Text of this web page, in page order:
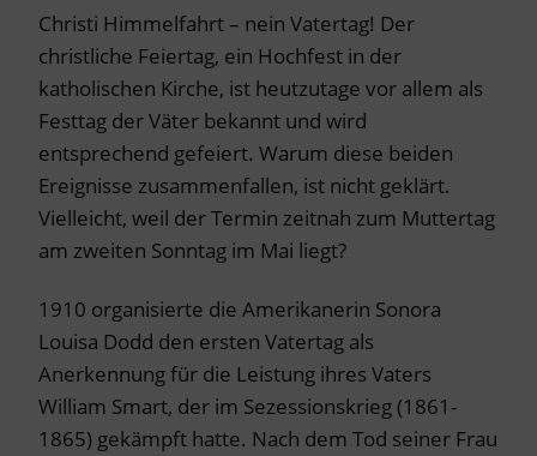
Christi Himmelfahrt – nein Vatertag! Der
christliche Feiertag, ein Hochfest in der
katholischen Kirche, ist heutzutage vor allem als
Festtag der Väter bekannt und wird
entsprechend gefeiert. Warum diese beiden
Ereignisse zusammenfallen, ist nicht geklärt.
Vielleicht, weil der Termin zeitnah zum Muttertag
am zweiten Sonntag im Mai liegt?
1910 organisierte die Amerikanerin Sonora
Louisa Dodd den ersten Vatertag als
Anerkennung für die Leistung ihres Vaters
William Smart, der im Sezessionskrieg (1861-
1865) gekämpft hatte. Nach dem Tod seiner Frau